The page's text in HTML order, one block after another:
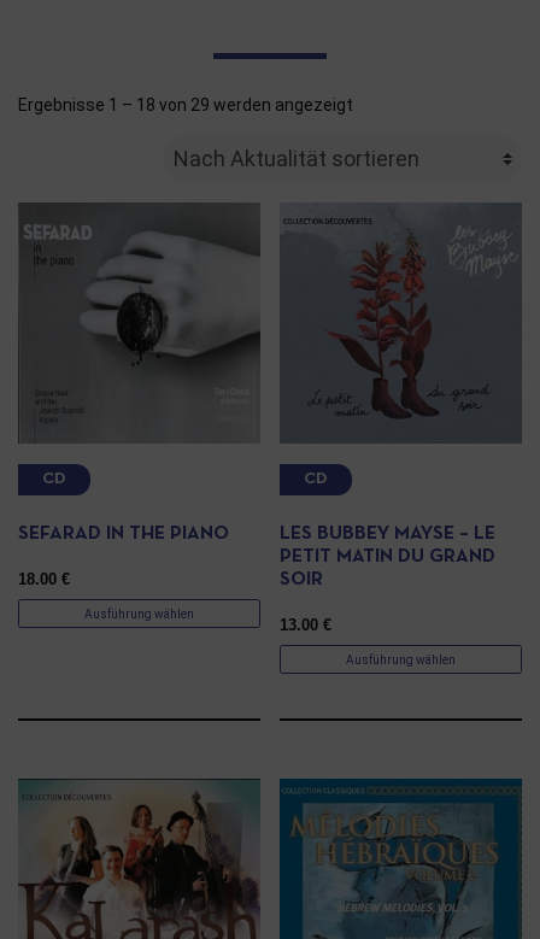
Ergebnisse 1 – 18 von 29 werden angezeigt
CD
SEFARAD IN THE PIANO
18.00 €
Ausführung wählen
CD
LES BUBBEY MAYSE – LE
PETIT MATIN DU GRAND
SOIR
13.00€
Ausführung wählen